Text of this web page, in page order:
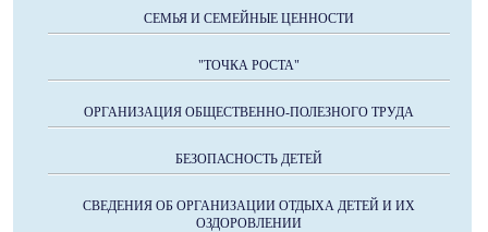
СЕМЬЯ И СЕМЕЙНЫЕ ЦЕННОСТИ
"ТОЧКА РОСТА"
ОРГАНИЗАЦИЯ ОБЩЕСТВЕННО-ПОЛЕЗНОГО ТРУДА
БЕЗОПАСНОСТЬ ДЕТЕЙ
СВЕДЕНИЯ ОБ ОРГАНИЗАЦИИ ОТДЫХА ДЕТЕЙ И ИХ
ОЗДОРОВЛЕНИИ